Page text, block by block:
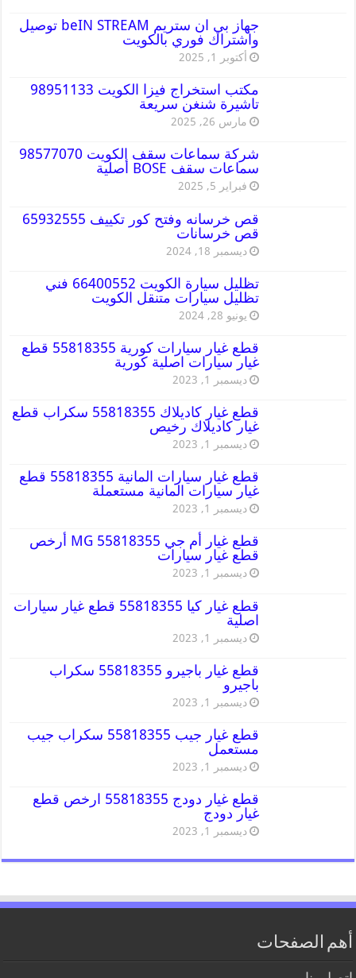
جهاز بي ان ستريم beIN STREAM توصيل
واشتراك فوري بالكويت
أكتوبر 1, 2025
مكتب استخراج فيزا الكويت 98951133
تاشيرة شنغن سريعة
مارس 26, 2025
شركة سماعات سقف الكويت 98577070
سماعات سقف BOSE أصلية
فبراير 5, 2025
قص خرسانه وفتح كور تكييف 65932555
قص خرسانات
ديسمبر 18, 2024
تظليل سيارة الكويت 66400552 فني
تظليل سيارات متنقل الكويت
يونيو 28, 2024
قطع غيار سيارات كورية 55818355 قطع
غيار سيارات اصلية كورية
ديسمبر 1, 2023
قطع غيار كاديلاك 55818355 سكراب قطع
غيار كاديلاك رخيص
ديسمبر 1, 2023
قطع غيار سيارات المانية 55818355 قطع
غيار سيارات المانية مستعملة
ديسمبر 1, 2023
قطع غيار أم جي MG 55818355 أرخص
قطع غيار سيارات
ديسمبر 1, 2023
قطع غيار كيا 55818355 قطع غيار سيارات
اصلية
ديسمبر 1, 2023
قطع غيار باجيرو 55818355 سكراب
باجيرو
ديسمبر 1, 2023
قطع غيار جيب 55818355 سكراب جيب
مستعمل
ديسمبر 1, 2023
قطع غيار دودج 55818355 ارخص قطع
غيار دودج
ديسمبر 1, 2023
أهم الصفحات